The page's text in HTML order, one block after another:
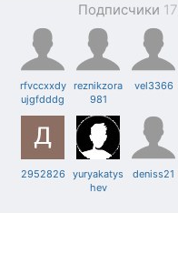
Подписчики 17
rfvccxxdy
ujgfdddg
reznikzora
981
vel3366
2952826
yuryakatys
hev
deniss21